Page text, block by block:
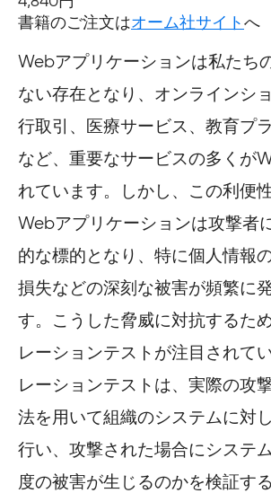
書籍のご注文はオーム社サイトへ
Webアプリケーションは私たち
ない存在となり、オンラインシ
行取引、医療サービス、教育プ
など、重要なサービスの多くが
れています。しかし、この利便
Webアプリケーションは攻撃者
的な標的となり、特に個人情報
損失などの深刻な被害が頻繁に
す。こうした脅威に対抗するた
レーションテストが注目されて
レーションテストは、実際の攻
法を用いて組織のシステムに対
行い、攻撃された場合にシステ
度の被害が生じるのかを検証す